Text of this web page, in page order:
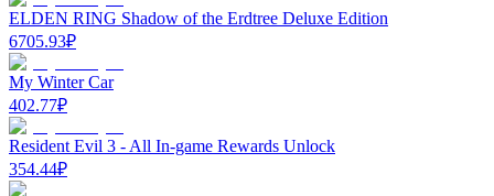
ELDEN RING Shadow of the Erdtree Deluxe Edition
6705.93₽
My Winter Car
402.77₽
Resident Evil 3 - All In-game Rewards Unlock
354.44₽